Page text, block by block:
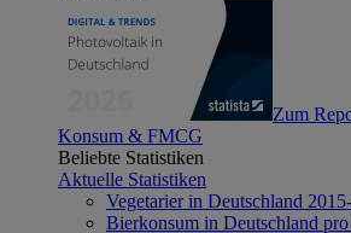
Zum
Konsum & FMCG
Beliebte Statistiken
Aktuelle Statistiken
Vegetarier in Deutschland
Bierkonsum in Deutschland